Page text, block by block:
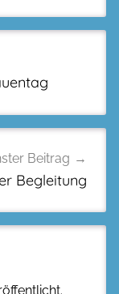
Beitrag
Begleitung